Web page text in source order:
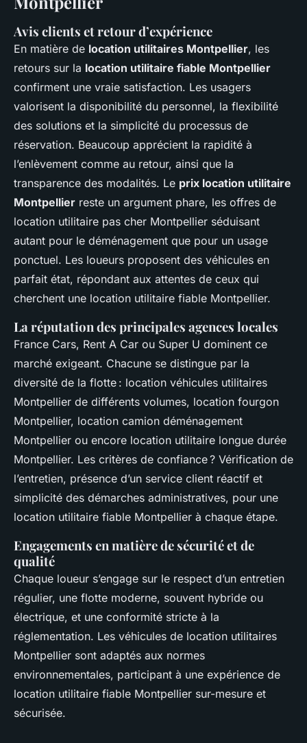
Avis clients et retour d’expérience
En matière de location utilitaires Montpellier, les
retours sur la location utilitaire fiable Montpellier
confirment une vraie satisfaction. Les usagers
valorisent la disponibilité du personnel, la flexibilité
des solutions et la simplicité du processus de
réservation. Beaucoup apprécient la rapidité à
l’enlèvement comme au retour, ainsi que la
transparence des modalités. Le prix location utilitaire
Montpellier reste un argument phare, les offres de
location utilitaire pas cher Montpellier séduisant
autant pour le déménagement que pour un usage
ponctuel. Les loueurs proposent des véhicules en
parfait état, répondant aux attentes de ceux qui
cherchent une location utilitaire fiable Montpellier.
La réputation des principales agences locales
France Cars, Rent A Car ou Super U dominent ce
marché exigeant. Chacune se distingue par la
diversité de la flotte : location véhicules utilitaires
Montpellier de différents volumes, location fourgon
Montpellier, location camion déménagement
Montpellier ou encore location utilitaire longue durée
Montpellier. Les critères de confiance ? Vérification de
l’entretien, présence d’un service client réactif et
simplicité des démarches administratives, pour une
location utilitaire fiable Montpellier à chaque étape.
Engagements en matière de sécurité et de
qualité
Chaque loueur s’engage sur le respect d’un entretien
régulier, une flotte moderne, souvent hybride ou
électrique, et une conformité stricte à la
réglementation. Les véhicules de location utilitaires
Montpellier sont adaptés aux normes
environnementales, participant à une expérience de
location utilitaire fiable Montpellier sur-mesure et
sécurisée.